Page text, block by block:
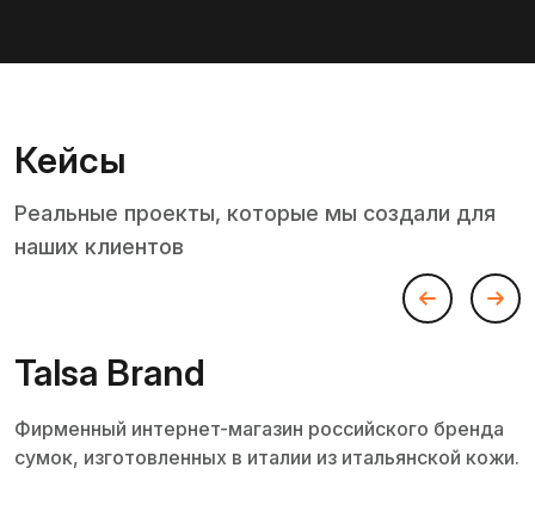
Кейсы
Реальные проекты, которые мы создали для
наших клиентов
Talsa Brand
Фирменный интернет-магазин российского бренда
сумок, изготовленных в италии из итальянской кожи.